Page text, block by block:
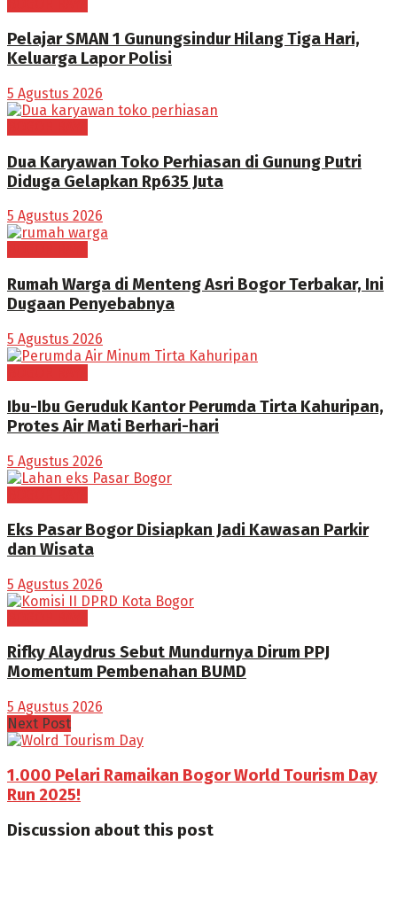
Pelajar SMAN 1 Gunungsindur Hilang Tiga Hari,
Keluarga Lapor Polisi
5 Agustus 2026
Dua Karyawan Toko Perhiasan di Gunung Putri
Diduga Gelapkan Rp635 Juta
5 Agustus 2026
Rumah Warga di Menteng Asri Bogor Terbakar, Ini
Dugaan Penyebabnya
5 Agustus 2026
Ibu-Ibu Geruduk Kantor Perumda Tirta Kahuripan,
Protes Air Mati Berhari-hari
5 Agustus 2026
Eks Pasar Bogor Disiapkan Jadi Kawasan Parkir
dan Wisata
5 Agustus 2026
Rifky Alaydrus Sebut Mundurnya Dirum PPJ
Momentum Pembenahan BUMD
5 Agustus 2026
Next Post
1.000 Pelari Ramaikan Bogor World Tourism Day
Run 2025!
Discussion about this post